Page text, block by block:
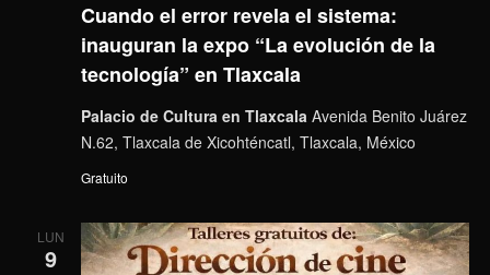
Cuando el error revela el sistema:
inauguran la expo “La evolución de la
tecnología” en Tlaxcala
Palacio de Cultura en Tlaxcala Avenida Benito Juárez
N.62, Tlaxcala de Xicohténcatl, Tlaxcala, México
Gratuito
LUN
9